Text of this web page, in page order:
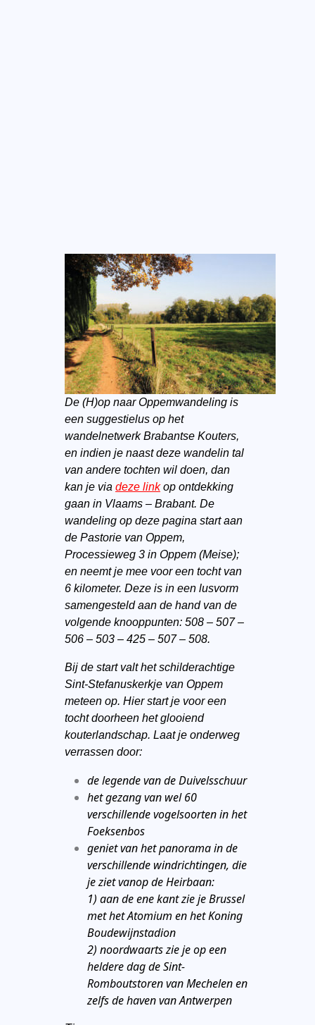
De (H)op naar Oppemwandeling is
een suggestielus op het
wandelnetwerk Brabantse Kouters,
en indien je naast deze wandelin tal
van andere tochten wil doen, dan
kan je via deze linkop ontdekking
gaan in Vlaams – Brabant. De
wandeling op deze pagina start aan
de Pastorie van Oppem,
Processieweg 3 in Oppem (Meise);
en neemt je mee voor een tocht van
6 kilometer. Deze is in een lusvorm
samengesteld aan de hand van de
volgende knooppunten: 508 – 507 –
506 – 503 – 425 – 507 – 508.
Bij de start valt het schilderachtige
Sint-Stefanuskerkje van Oppem
meteen op. Hier start je voor een
tocht doorheen het glooiend
kouterlandschap. Laat je onderweg
verrassen door:
de legende van de Duivelsschuur
het gezang van wel 60
verschillende vogelsoorten in het
Foeksenbos
geniet van het panorama in de
verschillende windrichtingen, die
je ziet vanop de Heirbaan:
1) aan de ene kant zie je Brussel
met het Atomium en het Koning
Boudewijnstadion
2) noordwaarts zie je op een
heldere dag de Sint-
Romboutstoren van Mechelen en
zelfs de haven van Antwerpen